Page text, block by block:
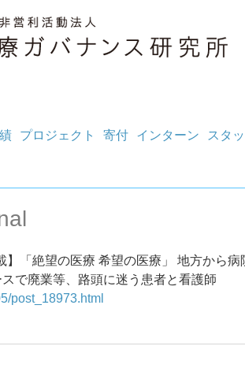
プロジェクト 寄付 インターン スタ
】「絶望の医療 希望の医療」 地方から病
で廃業等、路頭に迷う患者と看護師
post_18973.html